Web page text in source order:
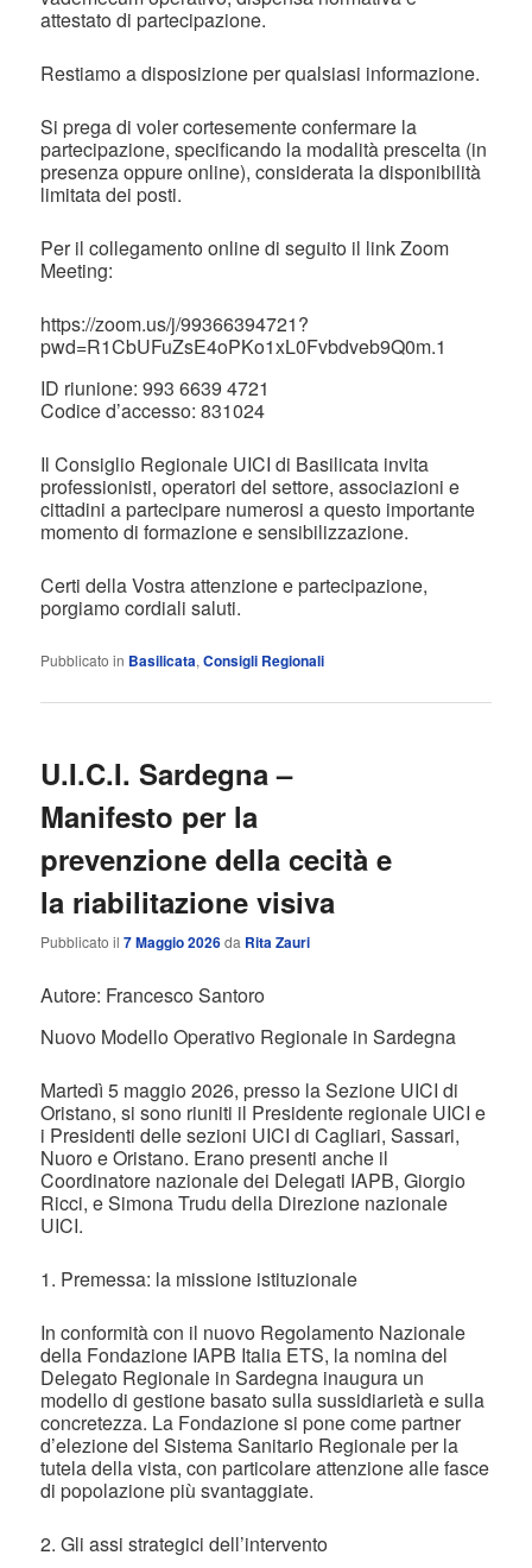
attestato di partecipazione.
Restiamo a disposizione per qualsiasi informazione.
Si prega di voler cortesemente confermare la
partecipazione, specificando la modalità prescelta (in
presenza oppure online), considerata la disponibilità
limitata dei posti.
Per il collegamento online di seguito il link Zoom
Meeting:
https://zoom.us/j/99366394721?
pwd=R1CbUFuZsE4oPKo1xL0Fvbdveb9Q0m.1
ID riunione: 993 6639 4721
Codice d’accesso: 831024
Il Consiglio Regionale UICI di Basilicata invita
professionisti, operatori del settore, associazioni e
cittadini a partecipare numerosi a questo importante
momento di formazione e sensibilizzazione.
Certi della Vostra attenzione e partecipazione,
porgiamo cordiali saluti.
Pubblicato in Basilicata,Consigli Regionali
U.I.C.I. Sardegna –
Manifesto per la
prevenzione della cecità e
la riabilitazione visiva
Pubblicato il7 Maggio 2026da Rita Zauri
Autore: Francesco Santoro
Nuovo Modello Operativo Regionale in Sardegna
Martedì 5 maggio 2026, presso la Sezione UICI di
Oristano, si sono riuniti il Presidente regionale UICI e
i Presidenti delle sezioni UICI di Cagliari, Sassari,
Nuoro e Oristano. Erano presenti anche il
Coordinatore nazionale dei Delegati IAPB, Giorgio
Ricci, e Simona Trudu della Direzione nazionale
UICI.
1. Premessa: la missione istituzionale
In conformità con il nuovo Regolamento Nazionale
della Fondazione IAPB Italia ETS, la nomina del
Delegato Regionale in Sardegna inaugura un
modello di gestione basato sulla sussidiarietà e sulla
concretezza. La Fondazione si pone come partner
d’elezione del Sistema Sanitario Regionale per la
tutela della vista, con particolare attenzione alle fasce
di popolazione più svantaggiate.
2. Gli assi strategici dell’intervento